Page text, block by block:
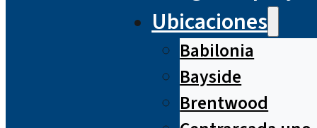
Ubicaciones
Babilonia
Bayside
Brentwood